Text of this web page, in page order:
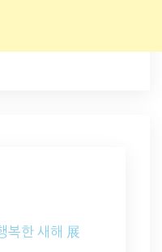
복한 새해 展